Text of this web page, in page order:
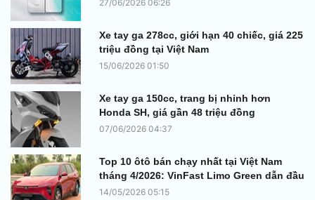
27/06/2026 06:26
Xe tay ga 278cc, giới hạn 40 chiếc, giá 225
triệu đồng tại Việt Nam
15/06/2026 01:50
Xe tay ga 150cc, trang bị nhỉnh hơn
Honda SH, giá gần 48 triệu đồng
07/06/2026 04:37
Top 10 ôtô bán chạy nhất tại Việt Nam
tháng 4/2026: VinFast Limo Green dẫn đầu
14/05/2026 05:15